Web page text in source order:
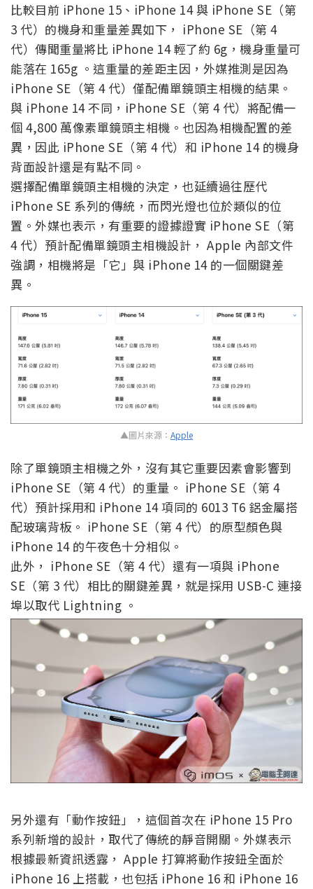
比較目前 iPhone 15、iPhone 14 與 iPhone SE（第
3 代）的機身和重量差異如下， iPhone SE（第 4
代）傳聞重量將比 iPhone 14 輕了約 6g，機身重量可
能落在 165g 。這重量的差距主因，外媒推測是因為
iPhone SE（第 4 代）僅配備單鏡頭主相機的結果。
與 iPhone 14 不同，iPhone SE（第 4 代）將配備一
個 4,800 萬像素單鏡頭主相機。也因為相機配置的差
異，因此 iPhone SE（第 4 代）和 iPhone 14 的機身
背面設計還是有點不同。
選擇配備單鏡頭主相機的決定，也延續過往歷代
iPhone SE 系列的傳統，而閃光燈也位於類似的位
置。外媒也表示，有重要的證據證實 iPhone SE（第
4 代）預計配備單鏡頭主相機設計， Apple 內部文件
強調，相機將是「它」與 iPhone 14 的一個關鍵差
異。
▲圖片來源： Apple
除了單鏡頭主相機之外，沒有其它重要因素會影響到
iPhone SE（第 4 代）的重量。 iPhone SE（第 4
代）預計採用和 iPhone 14 項同的 6013 T6 鋁金屬搭
配玻璃背板。 iPhone SE（第 4 代）的原型顏色與
iPhone 14 的午夜色十分相似。
此外， iPhone SE（第 4 代）還有一項與 iPhone
SE（第 3 代）相比的關鍵差異，就是採用 USB-C 連接
埠以取代 Lightning 。
另外還有「動作按鈕」，這個首次在 iPhone 15 Pro
系列新增的設計，取代了傳統的靜音開關。外媒表示
根據最新資訊透露， Apple 打算將動作按鈕全面於
iPhone 16 上搭載，也包括 iPhone 16 和 iPhone 16